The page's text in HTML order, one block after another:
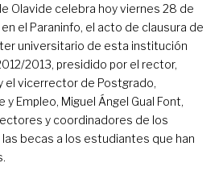
Olavide celebra hoy viernes 28 de
el Paraninfo, el acto de clausura de
universitario de esta institución
2013, presidido por el rector,
el vicerrector de Postgrado,
Empleo, Miguel Ángel Gual Font,
y coordinadores de los
becas a los estudiantes que han